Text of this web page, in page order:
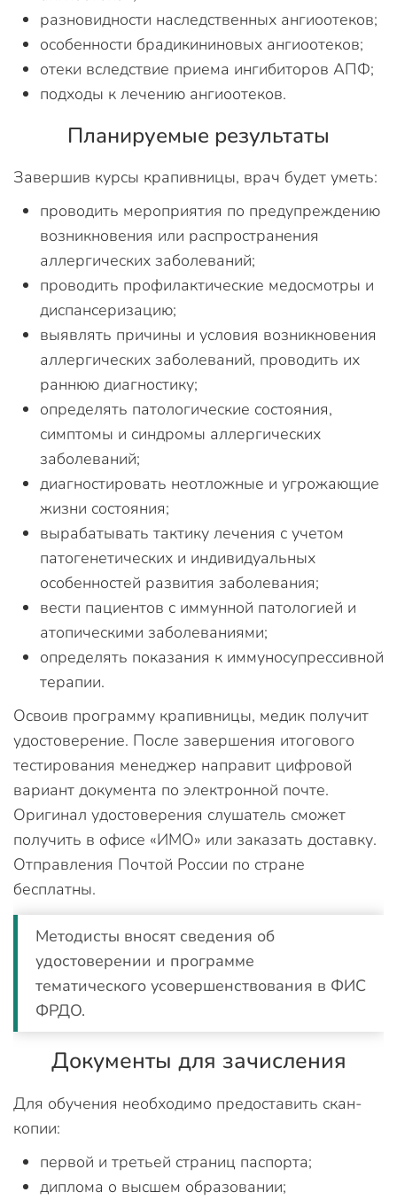
разновидности наследственных ангиоотеков;
особенности брадикининовых ангиоотеков;
отеки вследствие приема ингибиторов АПФ;
подходы к лечению ангиоотеков.
Планируемые результаты
Завершив курсы крапивницы, врач будет уметь:
проводить мероприятия по предупреждению
возникновения или распространения
аллергических заболеваний;
проводить профилактические медосмотры и
диспансеризацию;
выявлять причины и условия возникновения
аллергических заболеваний, проводить их
раннюю диагностику;
определять патологические состояния,
симптомы и синдромы аллергических
заболеваний;
диагностировать неотложные и угрожающие
жизни состояния;
вырабатывать тактику лечения с учетом
патогенетических и индивидуальных
особенностей развития заболевания;
вести пациентов с иммунной патологией и
атопическими заболеваниями;
определять показания к иммуносупрессивной
терапии.
Освоив программу крапивницы, медик получит
удостоверение. После завершения итогового
тестирования менеджер направит цифровой
вариант документа по электронной почте.
Оригинал удостоверения слушатель сможет
получить в офисе «ИМО» или заказать доставку.
Отправления Почтой России по стране
бесплатны.
Методисты вносят сведения об
удостоверении и программе
тематического усовершенствования в ФИС
ФРДО.
Документы для зачисления
Для обучения необходимо предоставить скан-
копии:
первой и третьей страниц паспорта;
диплома о высшем образовании;